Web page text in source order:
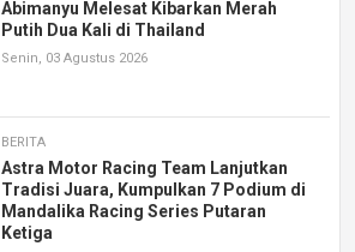
Abimanyu Melesat Kibarkan Merah
Putih Dua Kali di Thailand
Senin, 03 Agustus 2026
BERITA
Astra Motor Racing Team Lanjutkan
Tradisi Juara, Kumpulkan 7 Podium di
Mandalika Racing Series Putaran
Ketiga